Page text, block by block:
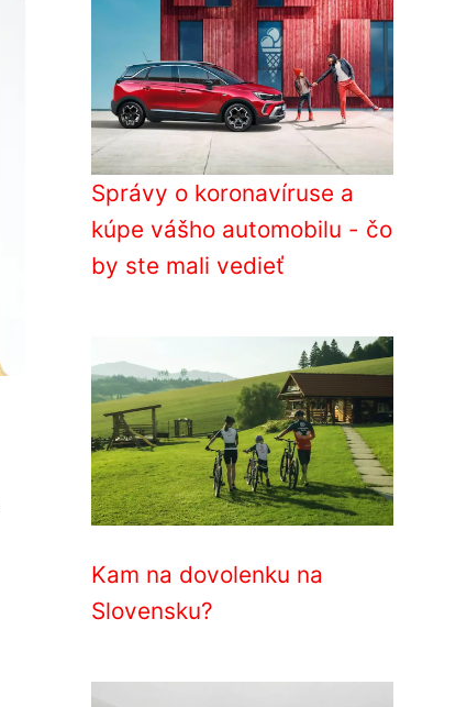
Správy o koronavíruse a
kúpe vášho automobilu - čo
by ste mali vedieť
Kam na dovolenku na
Slovensku?